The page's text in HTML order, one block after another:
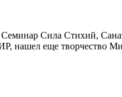
Сила Стихий,
нашел еще творчество